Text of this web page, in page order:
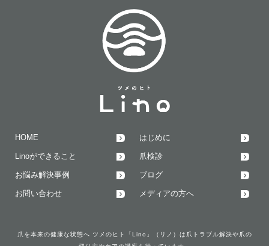
HOME はじめに
Linoができること 爪検診
お悩み解決事例 ブログ
お問い合わせ メディアの方へ
爪を本来の健康な状態へ ツメのヒト「Lino」（リノ）は爪トラブル解決や爪の